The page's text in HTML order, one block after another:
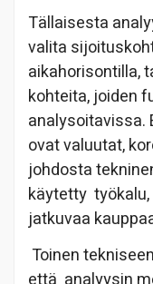
Tällaisesta
valita
aikahorisontilla,
kohteita, joiden
analysoitavissa.
ovat valuutat,
johdosta
käytetty
jatkuvaa
Toinen